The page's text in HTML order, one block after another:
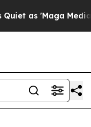
'Maga Media